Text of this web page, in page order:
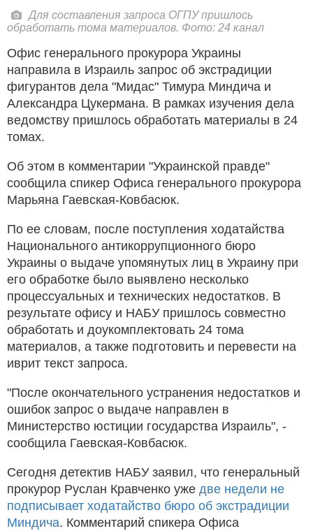
Для составления запроса ОГПУ пришлось
обработать тома материалов. Фото: 24 канал
Офис генерального прокурора Украины
направила в Израиль запрос об экстрадиции
фигурантов дела "Мидас" Тимура Миндича и
Александра Цукермана. В рамках изучения дела
ведомству пришлось обработать материалы в 24
томах.
Об этом в комментарии "Украинской правде"
сообщила спикер Офиса генерального прокурора
Марьяна Гаевская-Ковбасюк.
По ее словам, после поступления ходатайства
Национального антикоррупционного бюро
Украины о выдаче упомянутых лиц в Украину при
его обработке было выявлено несколько
процессуальных и технических недостатков. В
результате офису и НАБУ пришлось совместно
обработать и доукомплектовать 24 тома
материалов, а также подготовить и перевести на
иврит текст запроса.
"После окончательного устранения недостатков и
ошибок запрос о выдаче направлен в
Министерство юстиции государства Израиль", -
сообщила Гаевская-Ковбасюк.
Сегодня детектив НАБУ заявил, что генеральный
прокурор Руслан Кравченко уже две недели не
подписывает ходатайство бюро об экстрадиции
Миндича. Комментарий спикера Офиса